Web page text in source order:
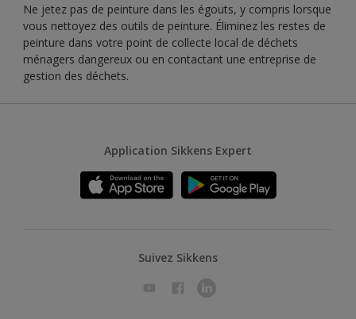
Ne jetez pas de peinture dans les égouts, y compris lorsque
vous nettoyez des outils de peinture. Éliminez les restes de
peinture dans votre point de collecte local de déchets
ménagers dangereux ou en contactant une entreprise de
gestion des déchets.
Application Sikkens Expert
Suivez Sikkens